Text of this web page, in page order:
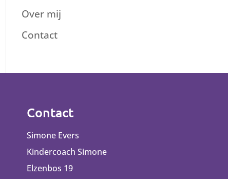
Over mij
Contact
Contact
Simone Evers
Kindercoach Simone
Elzenbos 19